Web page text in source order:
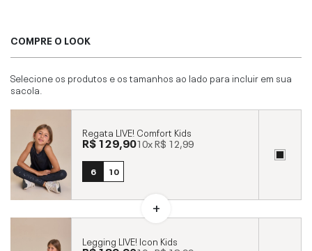
COMPRE O LOOK
Selecione os produtos e os tamanhos ao lado para incluir em sua
sacola.
Regata LIVE! Comfort Kids
R$ 129,9010xR$ 12,99
6 10
Legging LIVE! Icon Kids